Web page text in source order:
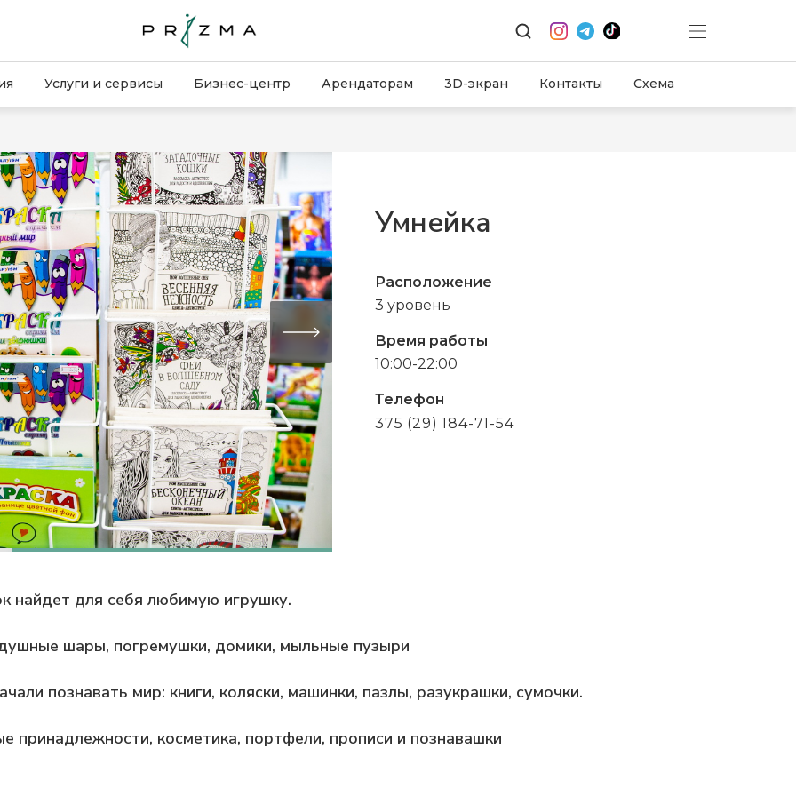
Услуги и сервисы Бизнес-центр Арендаторам 3D-экран Контакты Схема
Умнейка
Расположение
3 уровень
Время работы
10:00-22:00
Телефон
375 (29) 184-71-54
найдет для себя любимую игрушку.
шары, погремушки, домики, мыльные пузыри
познавать мир: книги, коляски, машинки, пазлы, разукрашки, сумочки.
принадлежности, косметика, портфели, прописи и познавашки